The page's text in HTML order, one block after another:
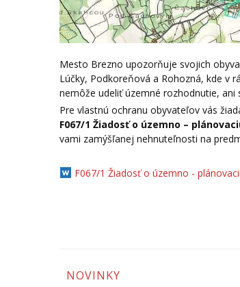
Mesto Brezno upozorňuje svojich
Lúčky, Podkoreňová a Rohozná, kde v
nemôže udeliť územné rozhodnutie,
Pre vlastnú ochranu obyvateľov vás
F067/1 Žiadosť o územno –
vami zamýšľanej nehnuteľnosti na
F067/1 Žiadosť o územno -
NOVINKY